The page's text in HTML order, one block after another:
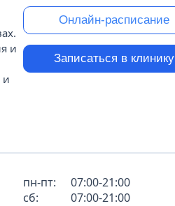
и
и
Онлайн-расписание
Записаться в клинику
пн-пт:
07:00-21:00
сб:
07:00-21:00